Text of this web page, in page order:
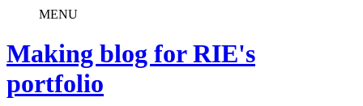
MENU
Making blog for RIE's
portfolio